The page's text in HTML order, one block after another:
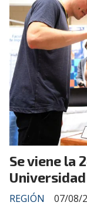
Se viene la
Universidad
REGIÓN
07/08/